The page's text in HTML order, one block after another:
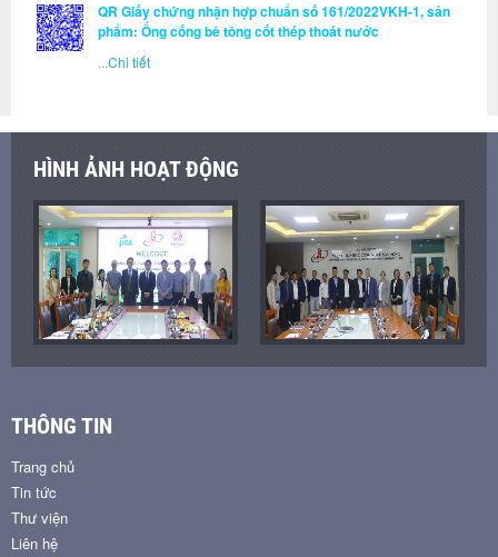
QR Giấy chứng nhận hợp chuẩn số 161/2022VKH-1, sản
phẩm: Ống cống bê tông cốt thép thoát nước
Chi tiết
HÌNH ẢNH HOẠT ĐỘNG
THÔNG TIN
Trang chủ
Tin tức
Thư viện
Liên hệ